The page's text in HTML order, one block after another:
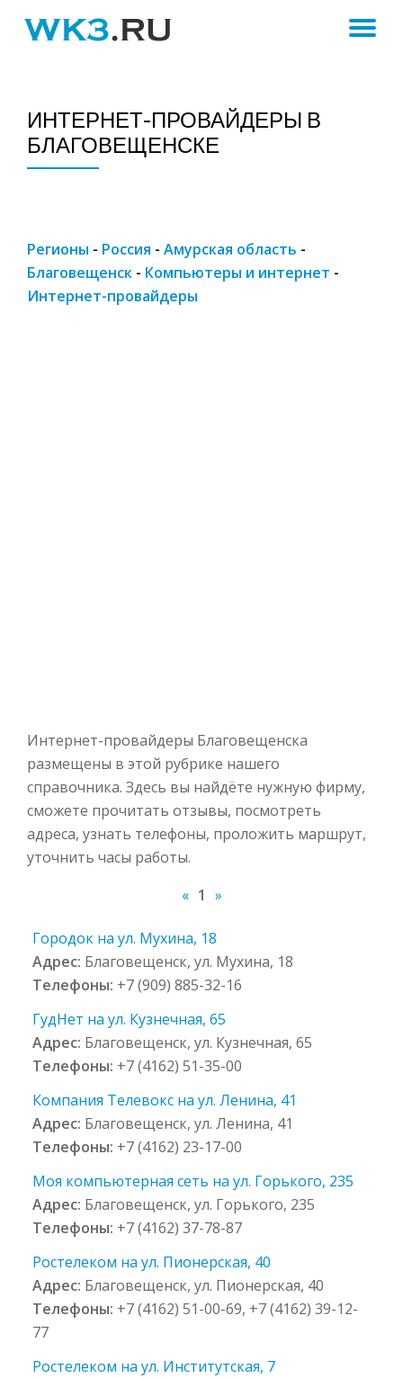
ИНТЕРНЕТ-ПРОВАЙДЕРЫ В
БЛАГОВЕЩЕНСКЕ
Регионы - Россия - Амурская область -
Благовещенск - Компьютеры и интернет -
Интернет-провайдеры
Интернет-провайдеры Благовещенска
размещены в этой рубрике нашего
справочника. Здесь вы найдёте нужную фирму,
сможете прочитать отзывы, посмотреть
адреса, узнать телефоны, проложить маршрут,
уточнить часы работы.
« 1 »
Городок на ул. Мухина, 18
Адрес: Благовещенск, ул. Мухина, 18
Телефоны: +7 (909) 885-32-16
ГудНет на ул. Кузнечная, 65
Адрес: Благовещенск, ул. Кузнечная, 65
Телефоны: +7 (4162) 51-35-00
Компания Телевокс на ул. Ленина, 41
Адрес: Благовещенск, ул. Ленина, 41
Телефоны: +7 (4162) 23-17-00
Моя компьютерная сеть на ул. Горького, 235
Адрес: Благовещенск, ул. Горького, 235
Телефоны: +7 (4162) 37-78-87
Ростелеком на ул. Пионерская, 40
Адрес: Благовещенск, ул. Пионерская, 40
Телефоны: +7 (4162) 51-00-69, +7 (4162) 39-12-
77
Ростелеком на ул. Институтская, 7